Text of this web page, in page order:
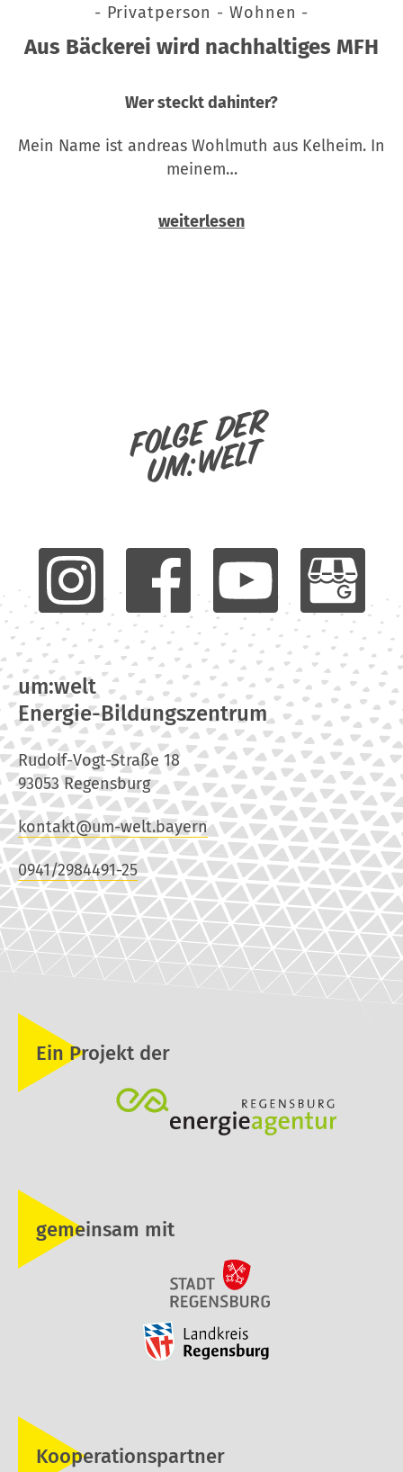
- Privatperson - Wohnen -
Aus Bäckerei wird nachhaltiges MFH
Wer steckt dahinter?
Mein Name ist andreas Wohlmuth aus Kelheim. In
meinem…
weiterlesen
Folge der
um:welt
um:welt
Energie-Bildungszentrum
Rudolf-Vogt-Straße 18
93053 Regensburg
kontakt@um-welt.bayern
0941/2984491-25
Ein Projekt der
gemeinsam mit
Kooperationspartner